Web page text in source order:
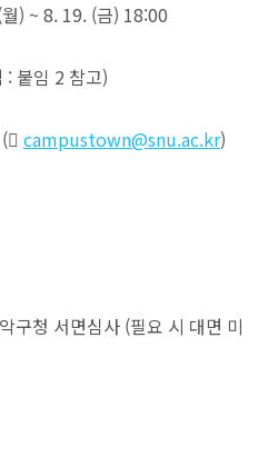
) ~ 8. 19. (금) 18:00
붙임 2 참고)
campustown@snu.ac.kr)
구청 서면심사 (필요 시 대면 미